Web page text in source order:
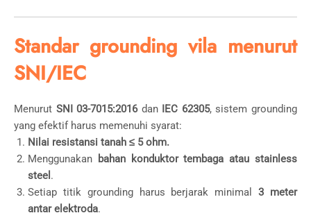
Standar grounding vila menurut
SNI/IEC
Menurut SNI 03-7015:2016dan IEC 62305, sistem grounding
yang efektif harus memenuhi syarat:
Nilai resistansi tanah ≤ 5 ohm.
Menggunakan
bahan konduktor tembaga atau stainless
steel .
Setiap titik grounding harus berjarak minimal3 meter
antar elektroda.